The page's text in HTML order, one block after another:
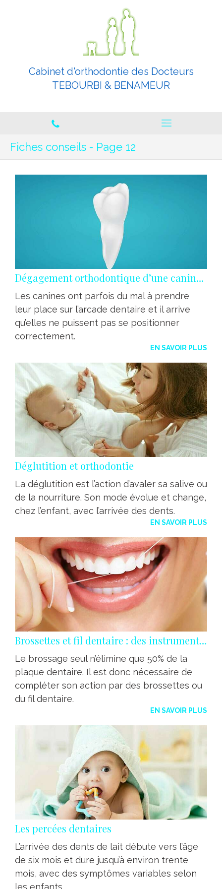
Cabinet d'orthodontie des Docteurs
TEBOURBI & BENAMEUR
Fiches conseils - Page 12
Dégagement orthodontique d’une canine incluse
Les canines ont parfois du mal à prendre
leur place sur l’arcade dentaire et il arrive
qu’elles ne puissent pas se positionner
correctement.
EN SAVOIR PLUS
Déglutition et orthodontie
La déglutition est l’action d’avaler sa salive ou
de la nourriture. Son mode évolue et change,
chez l’enfant, avec l’arrivée des dents.
EN SAVOIR PLUS
Brossettes et fil dentaire : des instruments a mettre entre toutes les dents
Le brossage seul n’élimine que 50% de la
plaque dentaire. Il est donc nécessaire de
compléter son action par des brossettes ou
du fil dentaire.
EN SAVOIR PLUS
Les percées dentaires
L’arrivée des dents de lait débute vers l’âge
de six mois et dure jusqu’à environ trente
mois, avec des symptômes variables selon
les enfants.